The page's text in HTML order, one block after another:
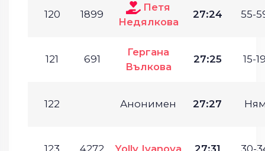
120 1899
Петя
Недялкова
27:24 55-
121 691
Гергана
Вълкова
27:25 15-
122 Анонимен 27:27
123 4272 Yolly Ivanova 27:31 30-